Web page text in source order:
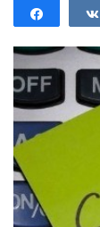
Partagez